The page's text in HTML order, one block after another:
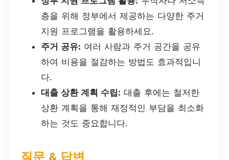
층을 위해 정부에서 제공하는 다양한 주거
지원 프로그램을 활용하세요.
주거 공유: 여러 사람과 주거 공간을 공유
하여 비용을 절감하는 방법도 효과적입니
다.
대출 상환 계획 수립: 대출 후에는 철저한
상환 계획을 통해 재정적인 부담을 최소화
하는 것도 중요합니다.
질문 & 답변